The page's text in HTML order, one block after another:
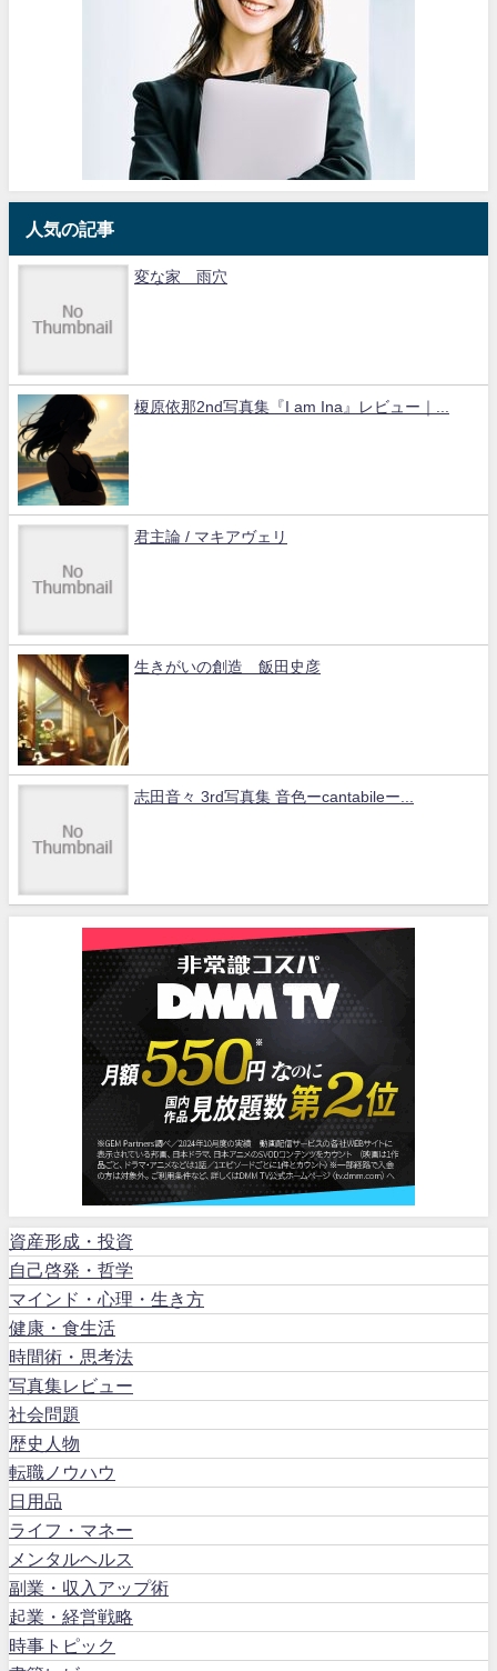
人気の記事
変な家 雨穴
榎原依那2nd写真集『I am Ina』レビュー｜...
君主論 / マキアヴェリ
生きがいの創造 飯田史彦
志田音々 3rd写真集 音色ーcantabileー...
資産形成・投資
自己啓発・哲学
マインド・心理・生き方
健康・食生活
時間術・思考法
写真集レビュー
社会問題
歴史人物
転職ノウハウ
日用品
ライフ・マネー
メンタルヘルス
副業・収入アップ術
起業・経営戦略
時事トピック